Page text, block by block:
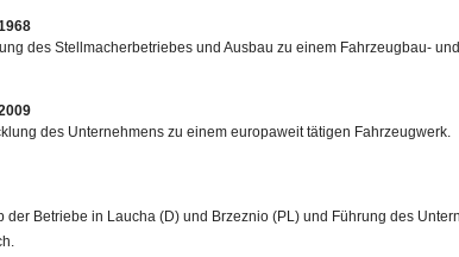
des Stellmacherbetriebes und Ausbau zu einem Fahrzeugbau-
des Unternehmens zu einem europaweit tätigen Fahrzeugwerk.
der Betriebe in Laucha (D) und Brzeznio (PL) und Führung des